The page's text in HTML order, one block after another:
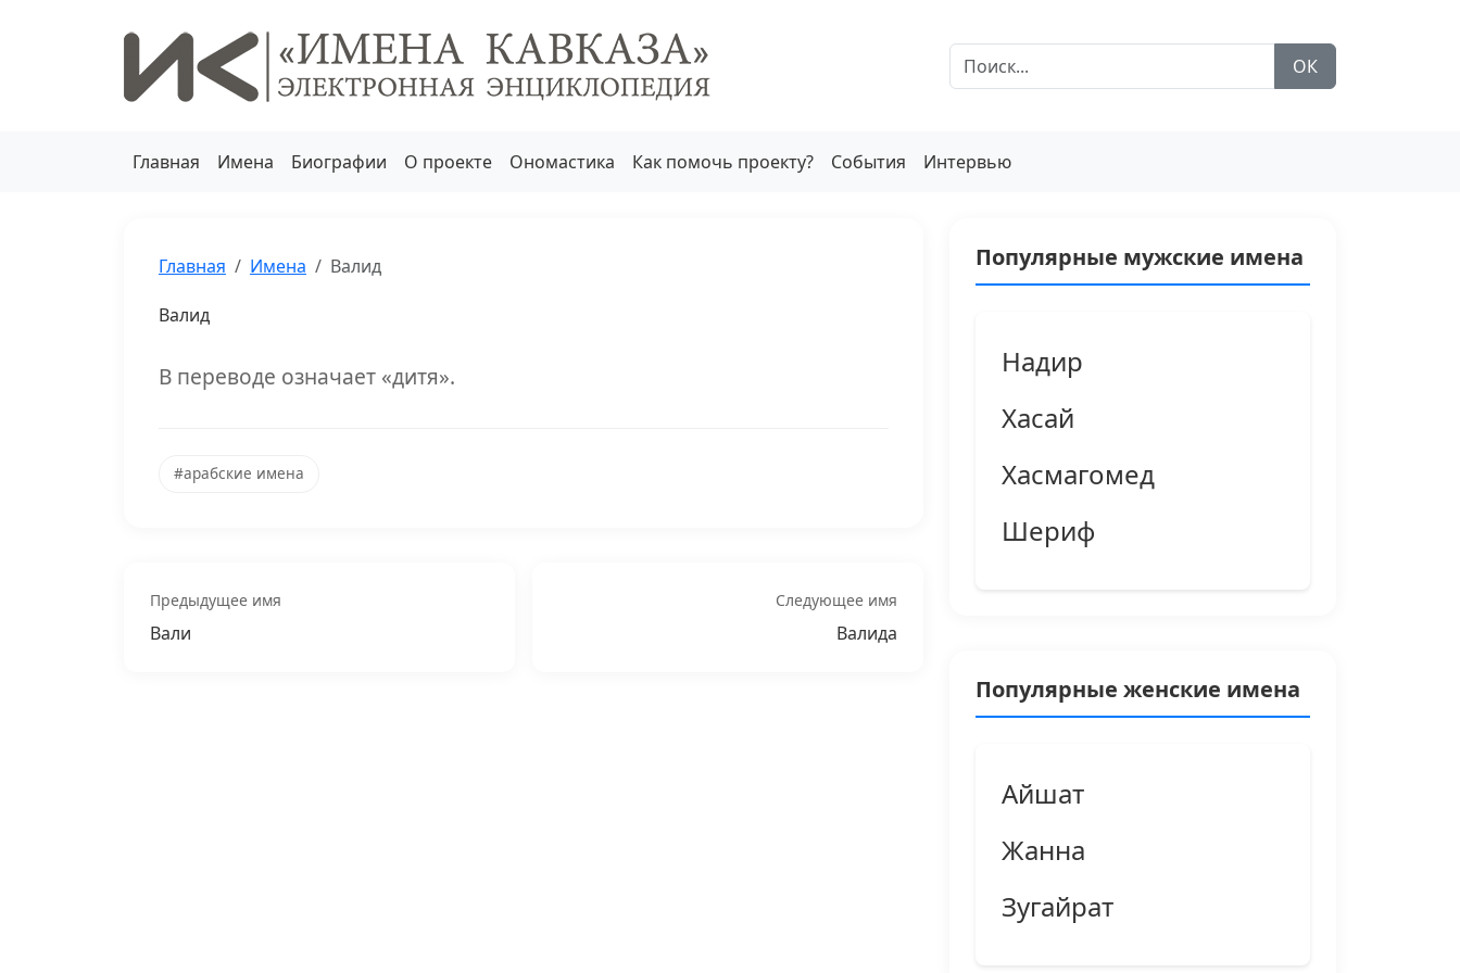
ОК
Главная Имена Биографии О проекте Ономастика Как помочь проекту? События Интервью
Главная Имена Валид
Валид
В переводе означает «дитя».
#арабские имена
Предыдущее имя
Вали
Следующее имя
Валида
Популярные мужские имена
Надир
Хасай
Хасмагомед
Шериф
Популярные женские имена
Айшат
Жанна
Зугайрат